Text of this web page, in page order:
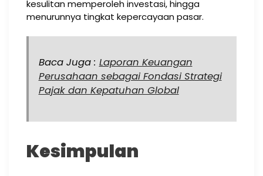
kesulitan memperoleh investasi, hingga
menurunnya tingkat kepercayaan pasar.
Baca Juga : Laporan Keuangan
Perusahaan sebagai Fondasi Strategi
Pajak dan Kepatuhan Global
Kesimpulan